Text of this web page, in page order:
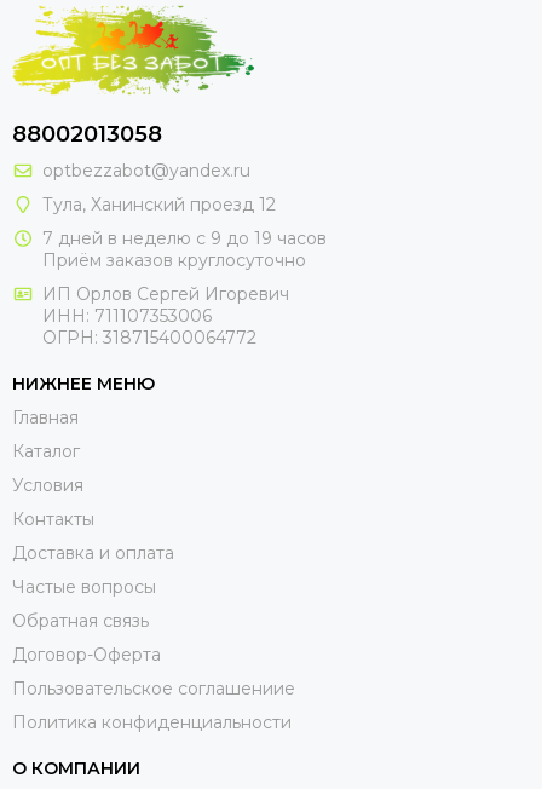
88002013058
optbezzabot@yandex.ru
Тула, Ханинский проезд 12
7 дней в неделю с 9 до 19 часов
Приём заказов круглосуточно
ИП Орлов Сергей Игоревич
ИНН: 711107353006
ОГРН: 318715400064772
НИЖНЕЕ МЕНЮ
Главная
Каталог
Условия
Контакты
Доставка и оплата
Частые вопросы
Обратная связь
Договор-Оферта
Пользовательское соглашениие
Политика конфиденциальности
О КОМПАНИИ